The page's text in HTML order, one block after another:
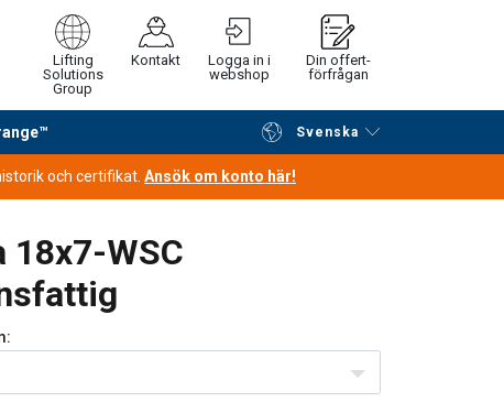
Lifting
Solutions
Group
Kontakt
Logga in i
webshop
Din offert-
förfrågan
Svenska
Fortsätt handla Gå till kassan
och certifikat. Ansök om konto här!
18x7-WSC